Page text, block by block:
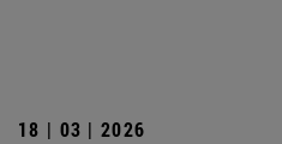
18 | 03 | 2026